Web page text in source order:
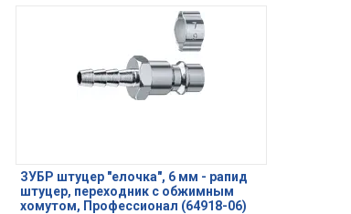
ЗУБР штуцер ″елочка″, 6 мм - рапид
штуцер, переходник с обжимным
хомутом, Профессионал (64918-06)